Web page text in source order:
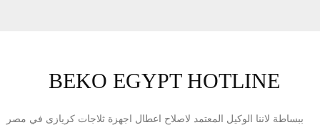
BEKO EGYPT HOTLINE
ببساطة لاننا الوكيل المعتمد لاصلاح اعطال اجهزة ثلاجات كريازى في مصر